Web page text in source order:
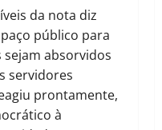
da nota diz
público para
absorvidos
servidores
prontamente,
à